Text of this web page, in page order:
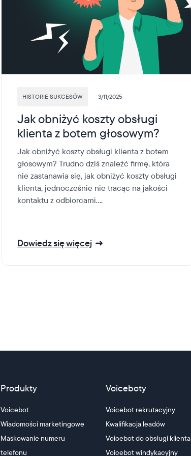
HISTORIE SUKCESÓW 3/11/2025
Jak obniżyć koszty obsługi
klienta z botem głosowym?
Jak obniżyć koszty obsługi klienta z botem
głosowym? Trudno dziś znaleźć firmę, która
nie zastanawia się, jak obniżyć koszty obsługi
klienta, jednocześnie nie tracąc na jakości
kontaktu z odbiorcami....
Dowiedz się więcej
Produkty
Voicebot
Wiadomości marketingowe
Maskowanie numeru
telefonu
Voiceboty
Voicebot rekrutacyjny
Kwalifikacja leadów
Voicebot do obsługi klienta
Voicebot windykacyjny